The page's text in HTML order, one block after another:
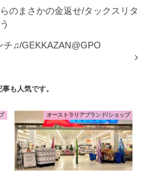
のまさかの金返せ/タックスリタ
チ♫/GEKKAZAN@GPO
も人気です。
オーストラリアブランド/ショップ